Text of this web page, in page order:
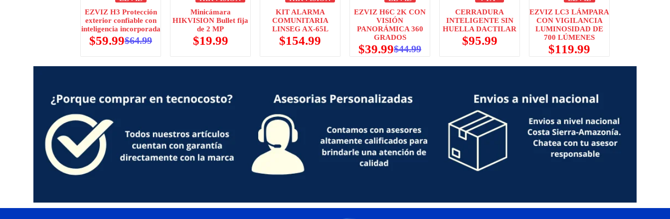
EZVIZ H3 Protección
exterior confiable con
inteligencia incorporada
$64.99
$59.99
Minicámara
HIKVISION Bullet fija
de 2 MP
$19.99
KIT ALARMA
COMUNITARIA
LINSEG AX-65L
$154.99
EZVIZ H6C 2K CON
VISIÓN
PANORÁMICA 360
GRADOS
$44.99
$39.99
CERRADURA
INTELIGENTE SIN
HUELLA DACTILAR
$95.99
EZVIZ LC3 LÁMPARA
CON VIGILANCIA
LUMINOSIDAD DE
700 LÚMENES
$119.99